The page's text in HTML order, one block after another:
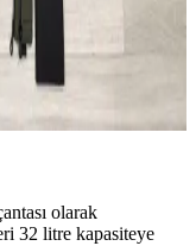
seyahati için
Seyahat rotası,
olarak
32 litre kapasiteye